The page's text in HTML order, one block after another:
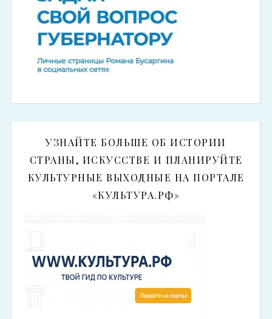
УЗНАЙТЕ БОЛЬШЕ ОБ ИСТОРИИ
СТРАНЫ, ИСКУССТВЕ И ПЛАНИРУЙТЕ
КУЛЬТУРНЫЕ ВЫХОДНЫЕ НА ПОРТАЛЕ
«КУЛЬТУРА.РФ»